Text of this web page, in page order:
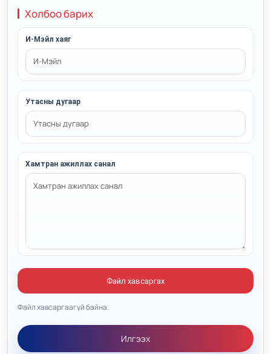
Холбоо барих
И-Мэйл хаяг
Утасны дугаар
Хамтран ажиллах санал
Файл хавсаргах
Файл хавсаргаагүй байна.
Илгээх